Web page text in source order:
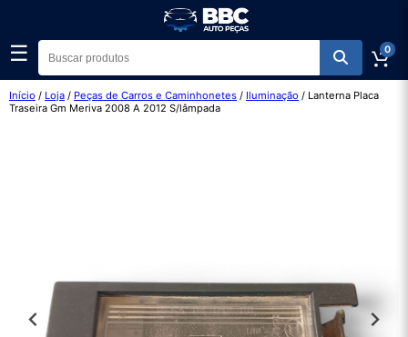
☰ 0
Início / Loja / Peças de Carros e Caminhonetes / Iluminação / Lanterna Placa
Traseira Gm Meriva 2008 A 2012 S/lâmpada